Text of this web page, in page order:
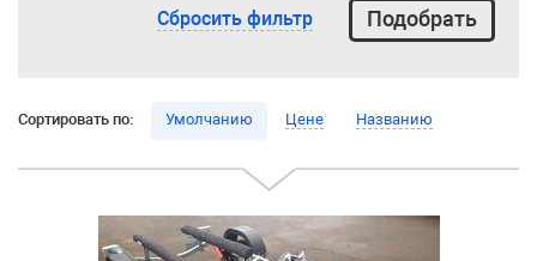
Сбросить фильтр
Сортировать по: Умолчанию Цене Названию